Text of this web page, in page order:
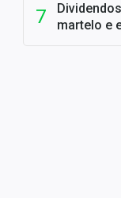
martelo e